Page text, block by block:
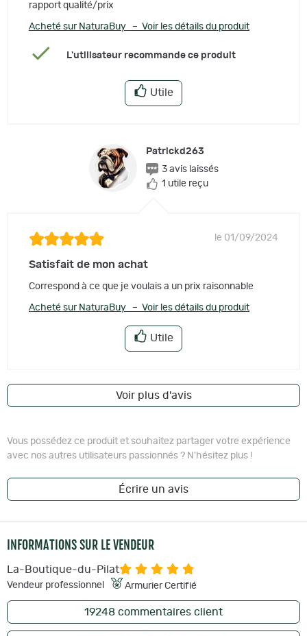
rapport qualité/prix
Acheté sur NaturaBuy – Voir les détails du produit
L'utilisateur recommande ce produit
Utile
Patrickd263
3 avis laissés
1 utile reçu
le 01/09/2024
Satisfait de mon achat
Correspond à ce que je voulais a un prix raisonnable
Acheté sur NaturaBuy – Voir les détails du produit
Utile
Voir plus d'avis
Vous possédez ce produit et souhaitez partager votre expérience
avec nos autres utilisateurs passionnés ? N'hésitez plus !
Écrire un avis
INFORMATIONS SUR LE VENDEUR
La-Boutique-du-Pilat
Vendeur professionnel Armurier Certifié
19248 commentaires client